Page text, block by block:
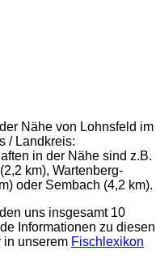
Nähe von Lohnsfeld im
/ Landkreis:
in der Nähe sind z.B.
km), Wartenberg-
oder Sembach (4,2 km).
uns insgesamt 10
Informationen zu diesen
in unserem Fischlexikon